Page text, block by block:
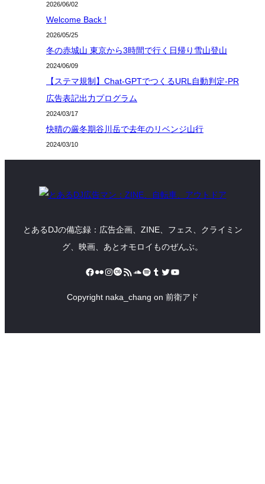
2026/06/02
Welcome Back !
2026/05/25
冬の赤城山 東京から3時間で行く日帰り雪山登山
2024/06/09
【ステマ規制】Chat-GPTでつくるURL自動判定-PR
広告表記出力プログラム
2024/03/17
快晴の厳冬期谷川岳で去年のリベンジ山行
2024/03/10
とあるDJの備忘録：広告企画、ZINE、フェス、クライミン
グ、映画、あとオモロイものぜんぶ。
Facebook
FlickrInstagram
Last.fm
RSS フィードSoundCloud
Spotify
Tumblr
Twitter
YouTube
Copyright naka_chang on 前衛アド